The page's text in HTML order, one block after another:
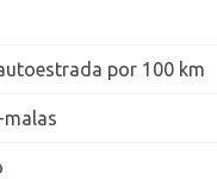
por 100 km